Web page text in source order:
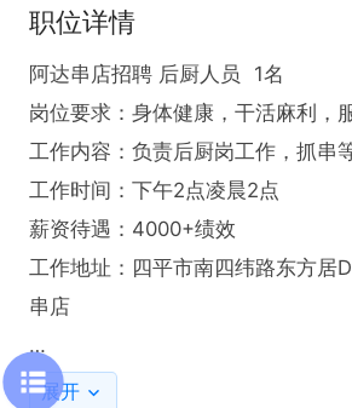
职位详情
阿达串店招聘 后厨人员  1名
岗位要求：身体健康，干活麻利，
工作内容：负责后厨岗工作，抓串
工作时间：下午2点凌晨2点
薪资待遇：4000+绩效
工作地址：四平市南四纬路东方居
串店
有意请尽快电话联系我吧！！
展开